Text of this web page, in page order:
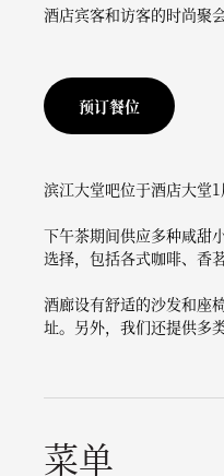
酒店宾客和访客的时尚聚
预订餐位
滨江大堂吧位于酒店大堂
下午茶期间供应多种咸甜
选择，包括各式咖啡、香
酒廊设有舒适的沙发和座
址。另外，我们还提供多
菜单